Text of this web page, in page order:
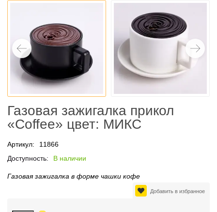
Газовая зажигалка прикол
«Coffee» цвет: МИКС
Артикул:
11866
Доступность:
В наличии
Газовая зажигалка в форме чашки кофе
Добавить в избранное